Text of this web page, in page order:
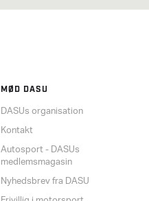
MØD DASU
DASUs organisation
Kontakt
Autosport - DASUs
medlemsmagasin
Nyhedsbrev fra DASU